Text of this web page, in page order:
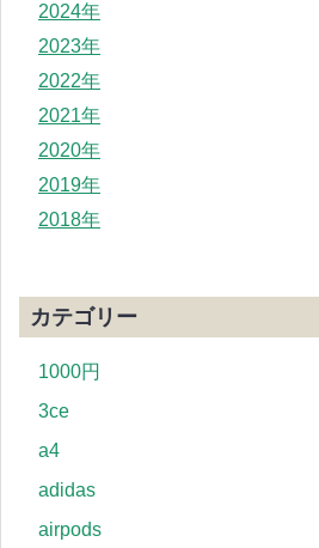
2024年
2023年
2022年
2021年
2020年
2019年
2018年
カテゴリー
1000円
3ce
a4
adidas
airpods